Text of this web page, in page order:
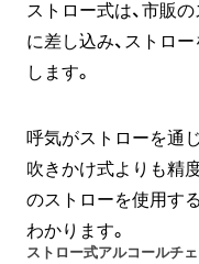
ストロー式は、市販
に差し込み、ストロ
します。
呼気がストローを通
吹きかけ式よりも精
のストローを使用す
わかります。
ストロー式アルコールチ